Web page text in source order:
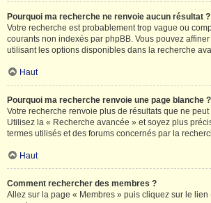
Pourquoi ma recherche ne renvoie aucun résultat ?
Votre recherche est probablement trop vague ou
courants non indexés par phpBB. Vous pouvez
utilisant les options disponibles dans la recherche
Haut
Pourquoi ma recherche renvoie une page blanche
Votre recherche renvoie plus de résultats que ne
Utilisez la « Recherche avancée » et soyez plus
termes utilisés et des forums concernés par la
Haut
Comment rechercher des membres ?
Allez sur la page « Membres » puis cliquez sur le lien